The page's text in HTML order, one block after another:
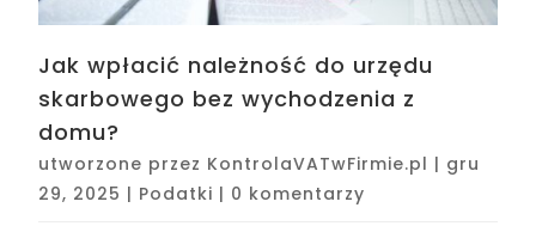
Jak wpłacić należność do urzędu
skarbowego bez wychodzenia z
domu?
utworzone przez KontrolaVATwFirmie.pl | gru
29, 2025 | Podatki | 0 komentarzy